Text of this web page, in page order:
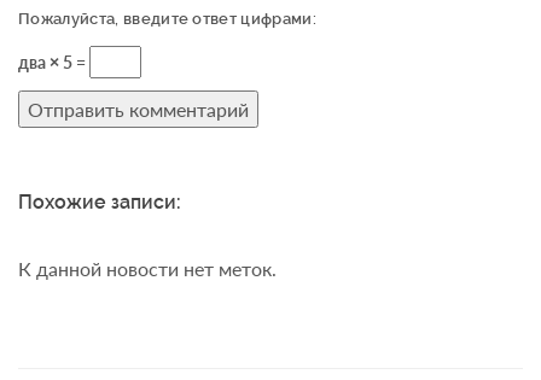
Пожалуйста, введите ответ цифрами:
два × 5 =
Похожие записи:
К данной новости нет меток.